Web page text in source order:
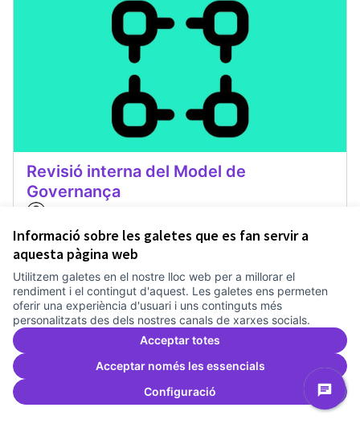
Informació sobre les galetes que es fan servir a
aquesta pàgina web
Utilitzem galetes en el nostre lloc web per a millorar el
rendiment i el contingut d'aquest. Les galetes ens permeten
oferir una experiència d'usuari i uns continguts més
personalitzats des dels nostres canals de xarxes socials.
Acceptar totes
Acceptar només les essencials
Configuració
Revisió interna del Model de
Governança
Governança
Donar suportRevisió interna del Model de